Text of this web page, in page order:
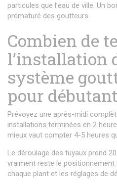
particules que l’eau de ville. Un
prématuré des goutteurs.
Combien de
l’installation
système
pour débutant
Prévoyez une après-midi
installations terminées en 2
mieux vaut compter 4-5 heures
Le déroulage des tuyaux prend
vraiment reste le
chaque plant et les réglages de